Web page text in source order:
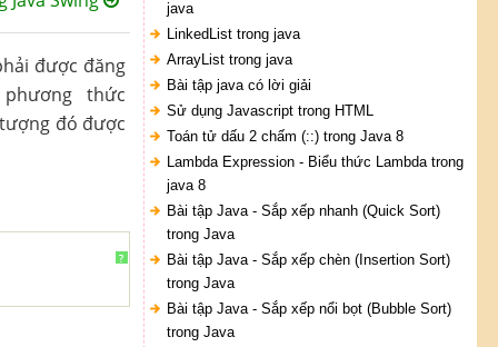
được đăng
thức
đó được
?
java
LinkedList trong java
ArrayList trong java
Bài tập java có lời giải
Sử dụng Javascript trong HTML
Toán tử dấu 2 chấm (::) trong Java 8
Lambda Expression - Biểu thức Lambda trong
java 8
Bài tập Java - Sắp xếp nhanh (Quick Sort)
trong Java
Bài tập Java - Sắp xếp chèn (Insertion Sort)
trong Java
Bài tập Java - Sắp xếp nổi bọt (Bubble Sort)
trong Java